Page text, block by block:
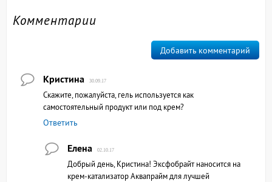
Комментарии
Добавить комментарий
Кристина 30.09.17
Скажите, пожалуйста, гель используется как
самостоятельный продукт или под крем?
Ответить
Елена 02.10.17
Добрый день, Кристина! Эксфобрайт наносится на
крем-катализатор Аквапрайм для лучшей